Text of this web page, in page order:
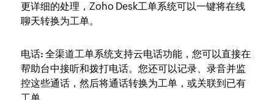
更详细的处理，Zoho Desk工单系统可以一键将在线
聊天转换为工单。
电话: 全渠道工单系统支持云电话功能，您可以直接在
帮助台中接听和拨打电话。您还可以记录、录音并监
控这些通话，然后将通话转换为工单，或关联到已有